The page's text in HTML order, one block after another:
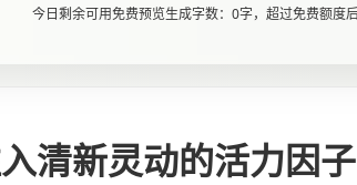
今日剩余可用免费预览生成字数：0字，超过免费额度
清新灵动的活力因子